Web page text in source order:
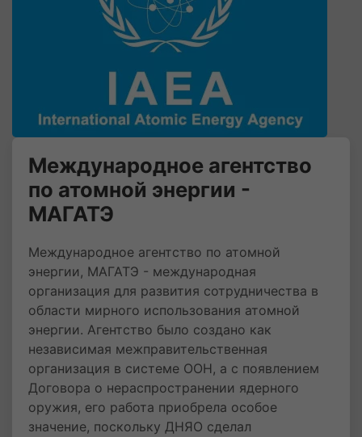
Международное агентство
по атомной энергии -
МАГАТЭ
Международное агентство по атомной
энергии, МАГАТЭ - международная
организация для развития сотрудничества в
области мирного использования атомной
энергии. Агентство было создано как
независимая межправительственная
организация в системе ООН, а с появлением
Договора о нераспространении ядерного
оружия, его работа приобрела особое
значение, поскольку ДНЯО сделал